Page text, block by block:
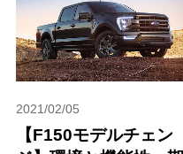
2021/02/05
【F150モデルチェン